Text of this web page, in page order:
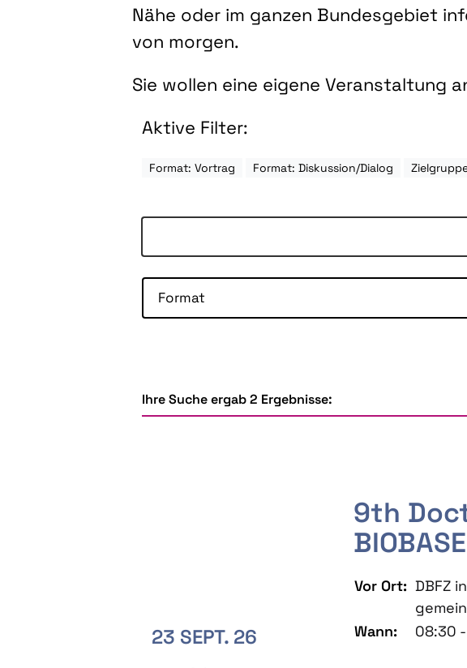
Nähe oder im ganzen Bundesgebiet
von morgen.
Sie wollen eine eigene Veranstaltung
Aktive Filter:
Format: Vortrag Format: Diskussion/Dialog
Format
Ihre Suche ergab 2 Ergebnisse:
23 SEPT. 26
9th
Vor Ort: DBFZ
Wann:
08:30